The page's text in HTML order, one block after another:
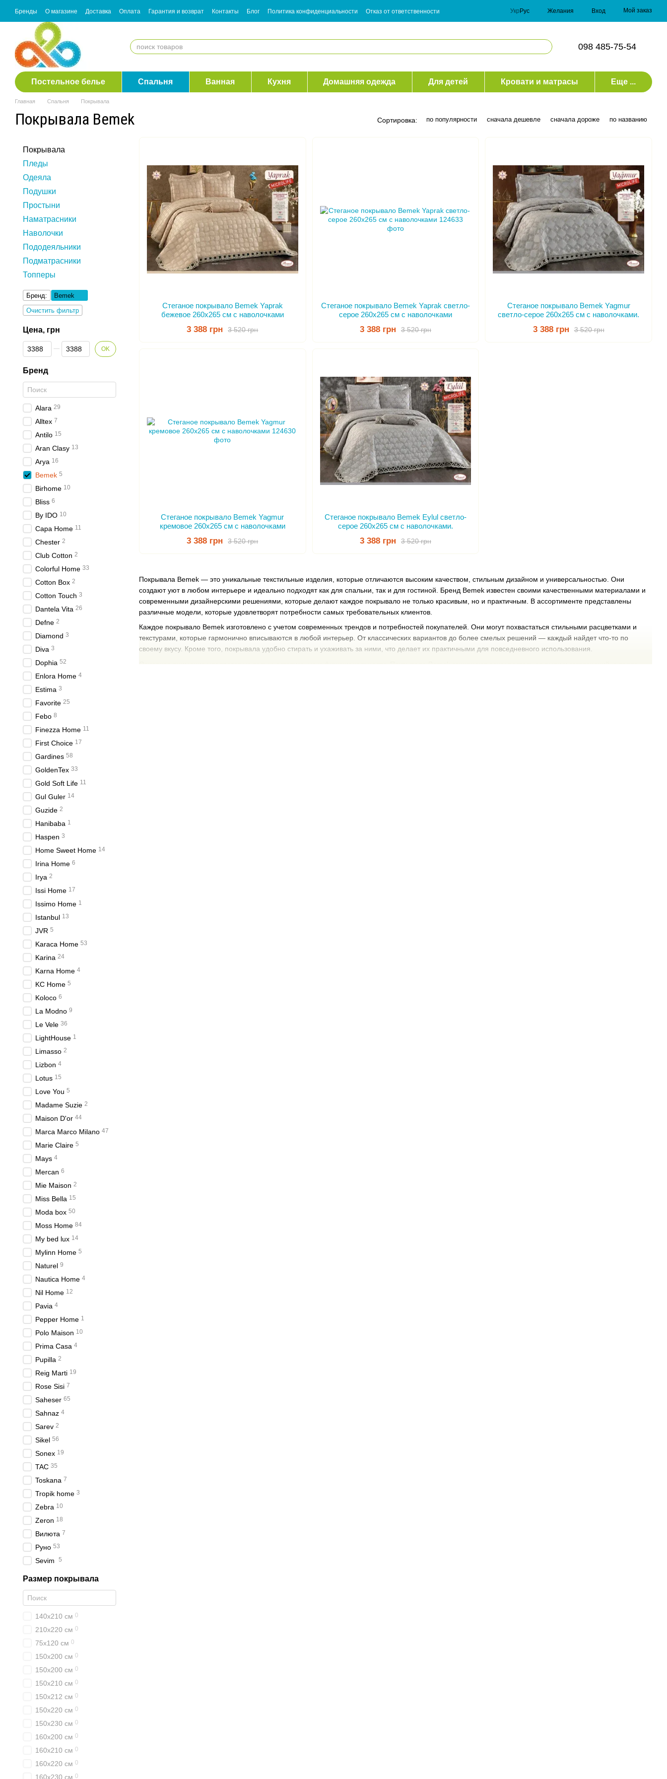
Перейти к основному контенту
Бренды О магазине Доставка Оплата Гарантия и возврат Контакты Блог Политика конфиденциальности
Отказ от ответственности
Согласие с рассылкой
Укр Рус Желания Вход Мой заказ
098 485-75-54
Постельное белье Спальня Ванная Кухня Домашняя одежда Для детей Кровати и матрасы Еще ...
Главная Спальня Покрывала
Покрывала Bemek Сортировка: по популярности сначала дешевле сначала дороже по названию
Покрывала Bemek — это уникальные текстильные изделия, которые отличаются высоким качеством, стильным дизайном и универсальностью. Они
создают уют в любом интерьере и идеально подходят как для спальни, так и для гостиной. Бренд Bemek известен своими качественными материалами и
современными дизайнерскими решениями, которые делают каждое покрывало не только красивым, но и практичным. В ассортименте представлены
различные модели, которые удовлетворят потребности самых требовательных клиентов.
Каждое покрывало Bemek изготовлено с учетом современных трендов и потребностей покупателей. Они могут похвастаться стильными расцветками и
текстурами, которые гармонично вписываются в любой интерьер. От классических вариантов до более смелых решений — каждый найдет что-то по
своему вкусу. Кроме того, покрывала удобно стирать и ухаживать за ними, что делает их практичными для повседневного использования.
Основное внимание уделяется не только эстетике, но и функциональности. Покрывала Bemek защищают вашу постель от пыли и загрязнений, а также
Стеганое покрывало Bemek Yaprak
бежевое 260х265 см с наволочками
3 520 грн
3 388 грн
Стеганое покрывало Bemek Yaprak светло-
серое 260х265 см с наволочками
3 520 грн
3 388 грн
Стеганое покрывало Bemek Yagmur
светло-серое 260х265 см с наволочками.
3 520 грн
3 388 грн
Стеганое покрывало Bemek Yagmur
кремовое 260х265 см с наволочками
3 520 грн
3 388 грн
Стеганое покрывало Bemek Eylul светло-
серое 260х265 см с наволочками.
3 520 грн
3 388 грн
Покрывала
Пледы
Одеяла
Подушки
Простыни
Наматрасники
Наволочки
Пододеяльники
Подматрасники
Топперы
Бренд:
Bemek
Очистить фильтр
Цена, грн
От Цена, грн
До Цена, грн OK
Бренд
Alara 29
Alltex 7
Antilo 15
Aran Clasy 13
Arya 16
Bemek 5
Birhome 10
Bliss 6
By IDO 10
Capa Home 11
Chester 2
Club Cotton 2
Colorful Home 33
Cotton Box 2
Cotton Touch 3
Dantela Vita 26
Defne 2
Diamond 3
Diva 3
Dophia 52
Enlora Home 4
Estima 3
Favorite 25
Febo 8
Finezza Home 11
First Choice 17
Gardines 58
GoldenTex 33
Gold Soft Life 11
Gul Guler 14
Guzide 2
Hanibaba 1
Haspen 3
Home Sweet Home 14
Irina Home 6
Irya 2
Issi Home 17
Issimo Home 1
Istanbul 13
JVR 5
Karaca Home 53
Karina 24
Karna Home 4
KC Home 5
Koloco 6
La Modno 9
Le Vele 36
LightHouse 1
Limasso 2
Lizbon 4
Lotus 15
Love You 5
Madame Suzie 2
Maison D'or 44
Marca Marco Milano 47
Marie Claire 5
Mays 4
Mercan 6
Mie Maison 2
Miss Bella 15
Moda box 50
Moss Home 84
My bed lux 14
Mylinn Home 5
Naturel 9
Nautica Home 4
Nil Home 12
Pavia 4
Pepper Home 1
Polo Maison 10
Prima Casa 4
Pupilla 2
Reig Marti 19
Rose Sisi 7
Saheser 65
Sahnaz 4
Sarev 2
Sikel 56
Sonex 19
TAC 35
Toskana 7
Tropik home 3
Zebra 10
Zeron 18
Вилюта 7
Руно 53
Sevim 5
Размер покрывала
140х210 см 0
210х220 см 0
75х120 см 0
150х200 см 0
150x200 см 0
150х210 см 0
150х212 см 0
150х220 см 0
150х230 см 0
160х200 см 0
160х210 см 0
160х220 см 0
160х230 см 0